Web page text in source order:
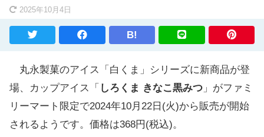
2025年10月4日
B!
丸永製菓のアイス「白くま」シリーズに新商品が登
場、カップアイス「 しろくま きなこ黒みつ 」がファミ
リーマート限定で2024年10月22日(火)から販売が開始
されるようです。価格は368円(税込)。